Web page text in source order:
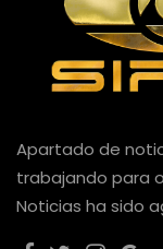
Apartado de
trabajando para
Noticias ha sido